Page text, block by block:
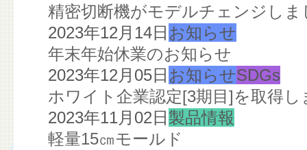
精密切断機がモデルチェンジしま
2023年12月14日 お知らせ
年末年始休業のお知らせ
2023年12月05日 お知らせSDGs
ホワイト企業認定[3期目]を取得し
2023年11月02日 製品情報
軽量15㎝モールド